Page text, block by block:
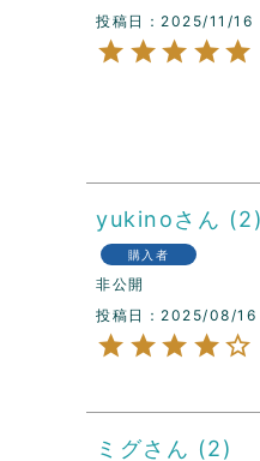
投稿日
2025/11/16
yukino 2
購入者
非公開
投稿日
2025/08/16
ミグ 2